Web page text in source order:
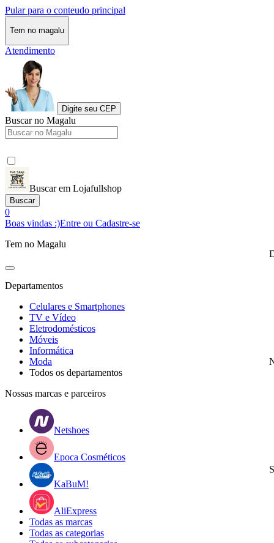
Pular para o conteudo principal
Tem no magalu
Atendimento
Digite seu CEP
Buscar no Magalu
Buscar em Lojafullshop
Buscar
0
Boas vindas :)Entre ou Cadastre-se
Tem no Magalu
Departamentos
Celulares e Smartphones
TV e Vídeo
Eletrodomésticos
Móveis
Informática
Moda
Todos os departamentos
Nossas marcas e parceiros
Netshoes
Epoca Cosméticos
KaBuM!
AliExpress
Todas as marcas
Todas as categorias